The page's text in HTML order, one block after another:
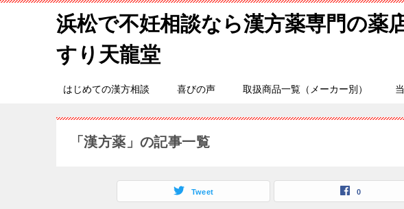
浜松で不妊相談なら漢方薬専門の薬
すり天龍堂
はじめての漢方相談 喜びの声 取扱商品一覧（メーカー別）
「漢方薬」の記事一覧
Tweet 0